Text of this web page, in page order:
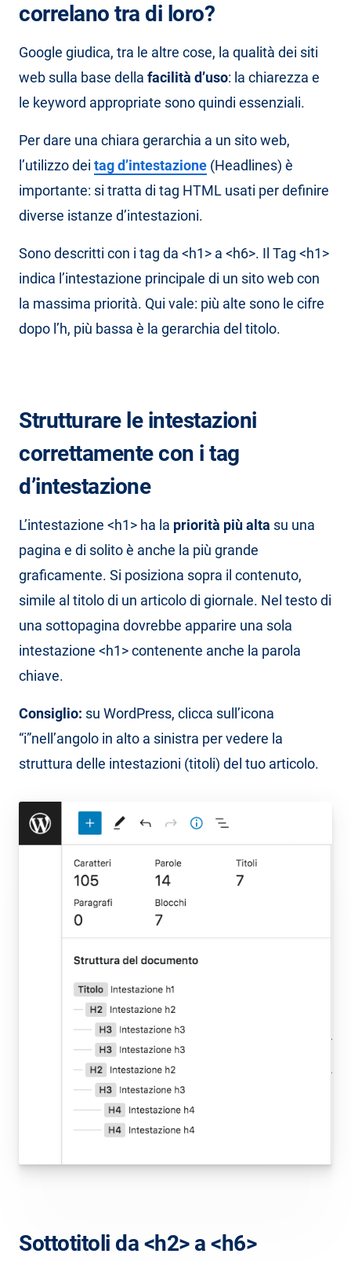
correlano tra di loro?
Google giudica, tra le altre cose, la qualità dei siti
web sulla base della facilità d’uso: la chiarezza e
le keyword appropriate sono quindi essenziali.
Per dare una chiara gerarchia a un sito web,
l’utilizzo dei tag d’intestazione (Headlines) è
importante: si tratta di tag HTML usati per definire
diverse istanze d’intestazioni.
Sono descritti con i tag da <h1> a <h6>. Il Tag <h1>
indica l’intestazione principale di un sito web con
la massima priorità. Qui vale: più alte sono le cifre
dopo l’h, più bassa è la gerarchia del titolo.
Strutturare le intestazioni
correttamente con i tag
d’intestazione
L’intestazione <h1> ha la priorità più alta su una
pagina e di solito è anche la più grande
graficamente. Si posiziona sopra il contenuto,
simile al titolo di un articolo di giornale. Nel testo di
una sottopagina dovrebbe apparire una sola
intestazione <h1> contenente anche la parola
chiave.
Consiglio: su WordPress, clicca sull’icona
“i”nell’angolo in alto a sinistra per vedere la
struttura delle intestazioni (titoli) del tuo articolo.
Sottotitoli da <h2> a <h6>